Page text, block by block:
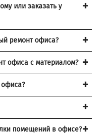
или заказать у
ремонт офиса?
офиса с материалом?
помещений в офисе?